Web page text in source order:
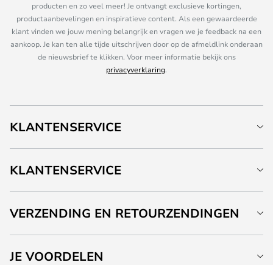
producten en zo veel meer! Je ontvangt exclusieve kortingen,
productaanbevelingen en inspiratieve content. Als een gewaardeerde
klant vinden we jouw mening belangrijk en vragen we je feedback na een
aankoop. Je kan ten alle tijde uitschrijven door op de afmeldlink onderaan
de nieuwsbrief te klikken. Voor meer informatie bekijk ons
privacyverklaring.
KLANTENSERVICE
KLANTENSERVICE
VERZENDING EN RETOURZENDINGEN
JE VOORDELEN